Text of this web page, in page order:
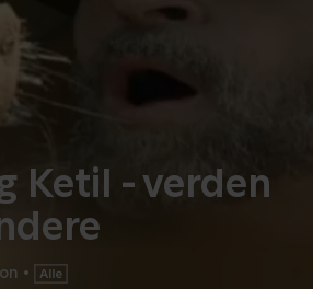
Ketil - verden
•